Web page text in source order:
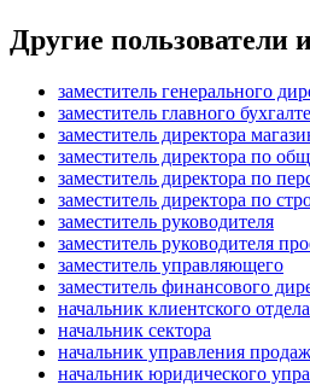
Другие пользователи
заместитель генерального
заместитель главного
заместитель директора
заместитель директора по
заместитель директора по
заместитель директора по
заместитель руководителя
заместитель руководителя
заместитель управляющего
заместитель финансового
начальник клиентского отдела
начальник сектора
начальник управления продаж
начальник юридического